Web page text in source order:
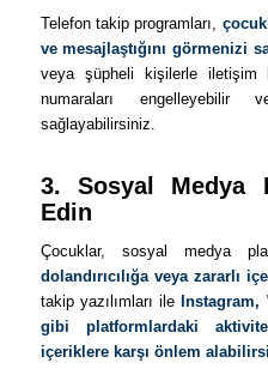
Telefon takip programları,
ve mesajlaştığını görmenizi
veya şüpheli kişilerle iletişim
numaraları engelleyebilir
sağlayabilirsiniz.
3. Sosyal Medya
Edin
Çocuklar, sosyal medya
dolandırıcılığa veya zararlı
takip yazılımları ile Instagram,
gibi platformlardaki
içeriklere karşı önlem